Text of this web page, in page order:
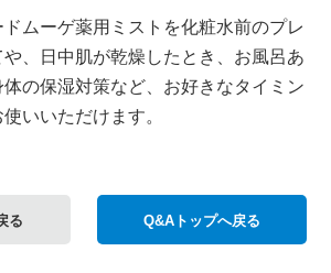
ムーゲ薬用ミストを化粧水前のプレ
、日中肌が乾燥したとき、お風呂あ
の保湿対策など、お好きなタイミン
いいただけます。
る Q&Aトップへ戻る